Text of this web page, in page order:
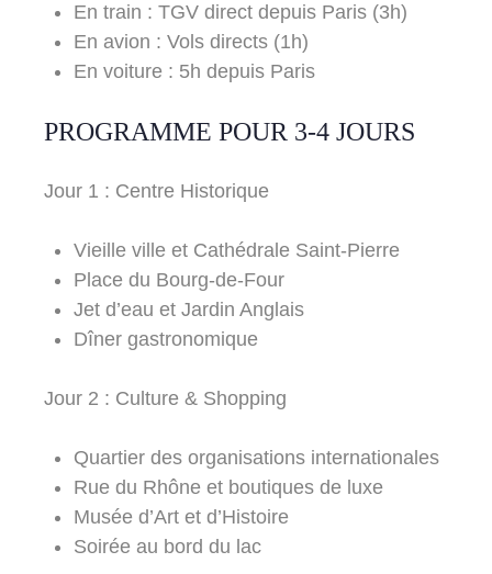
En train : TGV direct depuis Paris (3h)
En avion : Vols directs (1h)
En voiture : 5h depuis Paris
PROGRAMME POUR 3-4 JOURS
Jour 1 : Centre Historique
Vieille ville et Cathédrale Saint-Pierre
Place du Bourg-de-Four
Jet d’eau et Jardin Anglais
Dîner gastronomique
Jour 2 : Culture & Shopping
Quartier des organisations internationales
Rue du Rhône et boutiques de luxe
Musée d’Art et d’Histoire
Soirée au bord du lac